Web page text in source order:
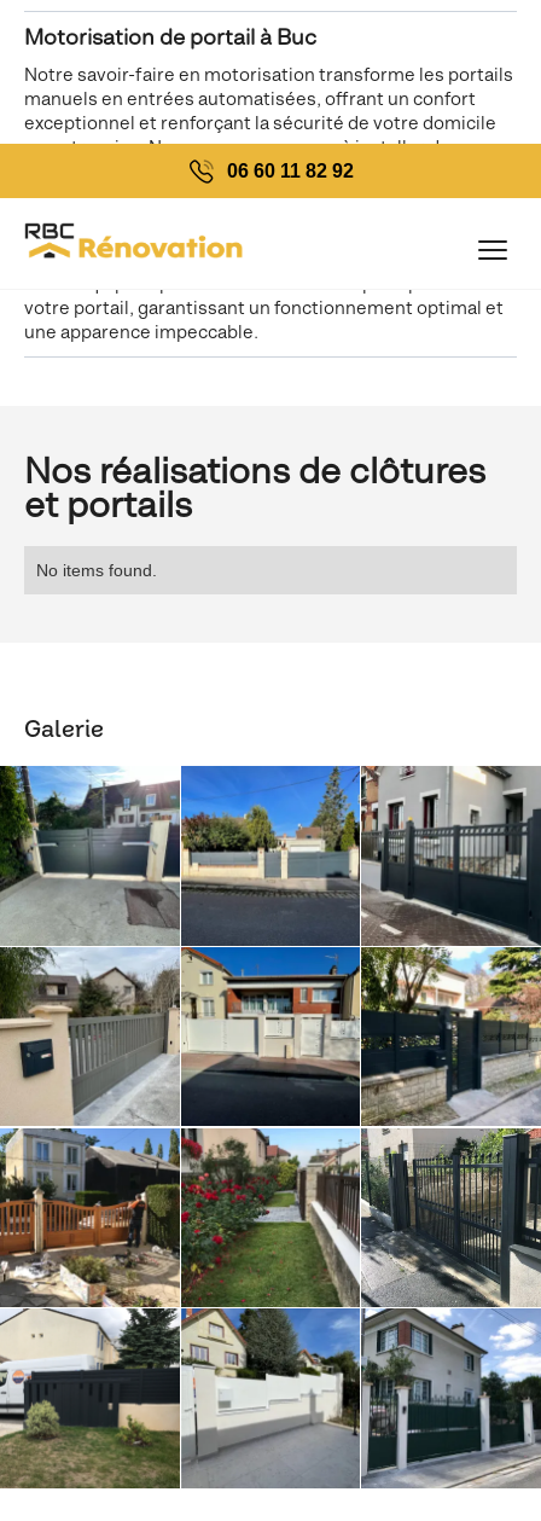
06 60 11 82 92
Motorisation de portail à Buc
Notre savoir-faire en motorisation transforme les portails
manuels en entrées automatisées, offrant un confort
exceptionnel et renforçant la sécurité de votre domicile
ou entreprise. Nous nous engageons à installer des
systèmes de motorisation fiables, garantissant un
fonctionnement fluide et durable.
Pose de portail à Buc
votre portail, garantissant un fonctionnement optimal et
une apparence impeccable.
Nos réalisations de clôtures
et portails
No items found.
Galerie